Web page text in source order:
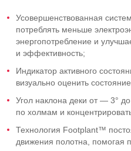
Усовершенствованная
потреблять меньше
энергопотребление и
и эффективность;
Индикатор активного
визуально оценить
Угол наклона деки от — 3°
по холмам и
Технология Footplant™
движения полотна, помогая